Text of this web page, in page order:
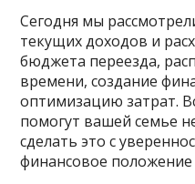
Сегодня мы
текущих доходов и
бюджета переезда,
времени, создание
оптимизацию затрат.
помогут вашей семье
сделать это с
финансовое